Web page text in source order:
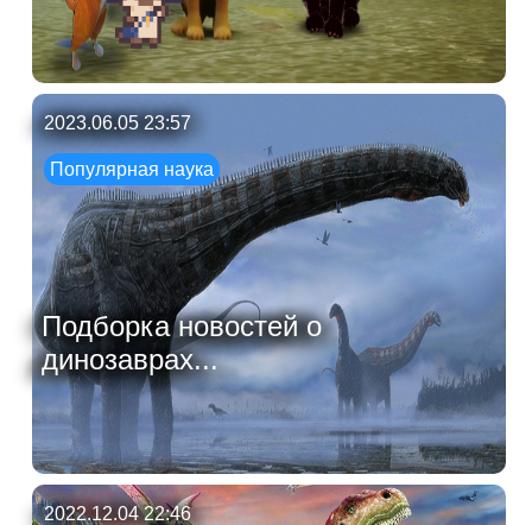
2023.06.05 23:57
Популярная наука
Подборка новостей о
динозаврах...
2022.12.04 22:46